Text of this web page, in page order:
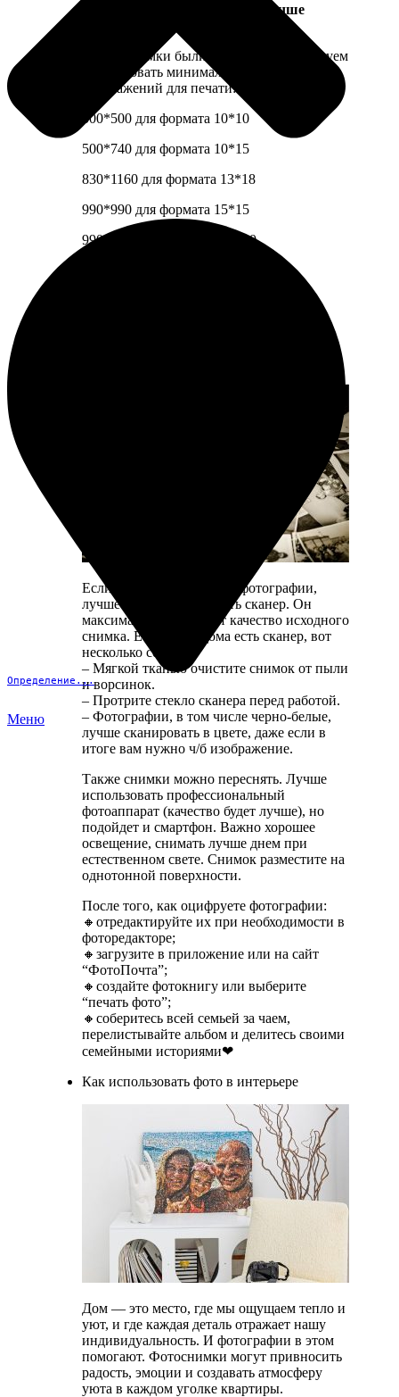
Определение...
Меню
Какое разрешение снимков лучше
Чтобы снимки были четкими, рекомендуем
использовать минимальные разрешения
изображений для печати:
500*500 для формата 10*10
500*740 для формата 10*15
830*1160 для формата 13*18
990*990 для формата 15*15
990*1320 для формата 15*20
Если решите оцифровать фотографии,
лучше всего использовать сканер. Он
максимально сохраняет качество исходного
снимка. Если у вас дома есть сканер, вот
несколько советов:
– Мягкой тканью очистите снимок от пыли
и ворсинок.
– Протрите стекло сканера перед работой.
– Фотографии, в том числе черно-белые,
лучше сканировать в цвете, даже если в
итоге вам нужно ч/б изображение.
Также снимки можно переснять. Лучше
использовать профессиональный
фотоаппарат (качество будет лучше), но
подойдет и смартфон. Важно хорошее
освещение, снимать лучше днем при
естественном свете. Снимок разместите на
однотонной поверхности.
После того, как оцифруете фотографии:
🔸отредактируйте их при необходимости в
фоторедакторе;
🔸загрузите в приложение или на сайт
“ФотоПочта”;
🔸создайте фотокнигу или выберите
“печать фото”;
🔸соберитесь всей семьей за чаем,
перелистывайте альбом и делитесь своими
семейными историями❤
Как использовать фото в интерьере
Дом — это место, где мы ощущаем тепло и
уют, и где каждая деталь отражает нашу
индивидуальность. И фотографии в этом
помогают. Фотоснимки могут привносить
радость, эмоции и создавать атмосферу
уюта в каждом уголке квартиры.